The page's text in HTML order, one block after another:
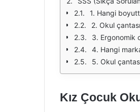
1. Hangi
2. Okul
3. Ergonomik
4. Hangi
5. Okul
Kız Çocuk